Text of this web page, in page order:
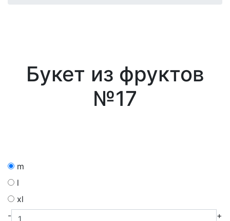
Букет из фруктов
№17
m
l
xl
-
+